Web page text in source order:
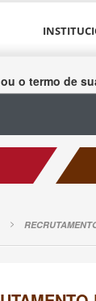
o termo de